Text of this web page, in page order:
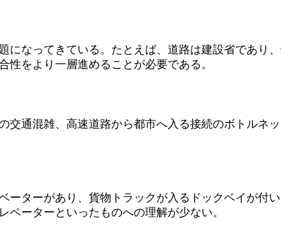
になってきている。たとえば、道路は建設省であり
をより一層進めることが必要である。
交通混雑、高速道路から都市へ入る接続のボトルネ
ーターがあり、貨物トラックが入るドックベイが付
ベーターといったものへの理解が少ない。